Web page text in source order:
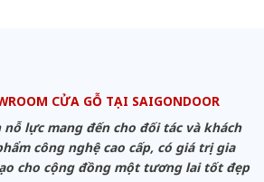
CỬA GỖ TẠI SAIGONDOOR
nỗ lực mang đến cho đối tác và khách
công nghệ cao cấp, có giá trị gia
cho cộng đồng một tương lai tốt đẹp